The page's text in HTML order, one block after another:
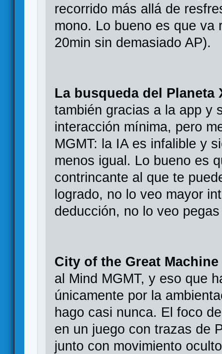
recorrido más allá de
mono. Lo bueno es que va
20min sin demasiado AP).
La busqueda del Planeta
también gracias a la app y
interacción mínima, pero
MGMT: la IA es infalible y
menos igual. Lo bueno es
contrincante al que te
logrado, no lo veo mayor
deducción, no lo veo
City of the Great Machine
al Mind MGMT, y eso que
únicamente por la
hago casi nunca. El foco
en un juego con trazas de
junto con movimiento